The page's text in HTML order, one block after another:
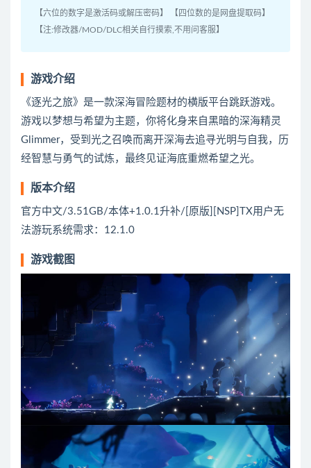
【六位的数字是激活码或解压密码】 【四位数的是网盘提取码】
【注:修改器/MOD/DLC相关自行摸索,不用问客服】
游戏介绍
《逐光之旅》是一款深海冒险题材的横版平台跳跃游戏。
游戏以梦想与希望为主题，你将化身来自黑暗的深海精灵
Glimmer，受到光之召唤而离开深海去追寻光明与自我，历
经智慧与勇气的试炼，最终见证海底重燃希望之光。
版本介绍
官方中文/3.51GB/本体+1.0.1升补/[原版][NSP]TX用户无
法游玩系统需求：12.1.0
游戏截图